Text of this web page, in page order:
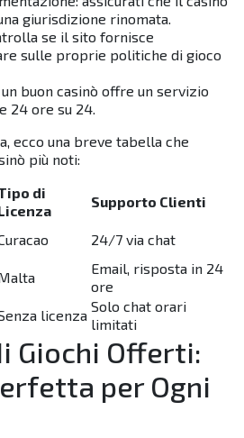
giurisdizione rinomata.
se il sito fornisce
sulle proprie politiche di gioco
buon casinò offre un servizio
24 ore su 24.
ecco una breve tabella che
più noti:
di
Supporto Clienti
24/7 via chat
Email, risposta in 24
ore
licenza
Solo chat orari
limitati
Giochi Offerti:
per Ogni